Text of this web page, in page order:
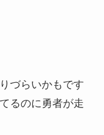
づらいかもです
るのに勇者が走